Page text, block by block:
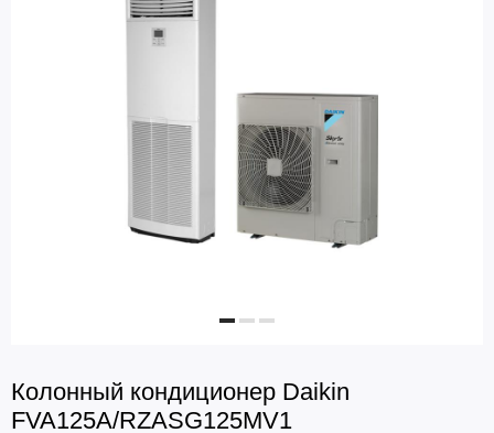
Колонный кондиционер Daikin
FVA125A/RZASG125MV1